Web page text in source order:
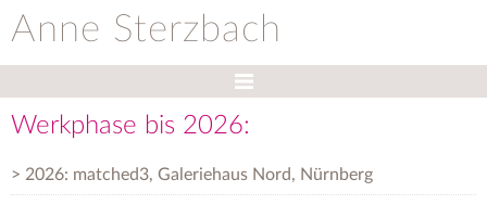
Anne Sterzbach
Werkphase bis 2026:
2026: matched3, Galeriehaus Nord, Nürnberg